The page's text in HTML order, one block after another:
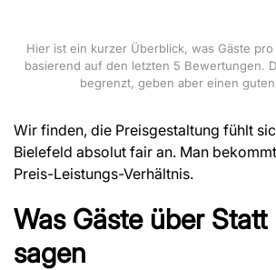
Hier ist ein kurzer Überblick, was Gäste
basierend auf den letzten 5 Bewertungen.
begrenzt, geben aber einen
Wir finden, die Preisgestaltung fühlt
Bielefeld absolut fair an. Man
Preis-Leistungs-Verhältnis.
Was Gäste über Statt
sagen